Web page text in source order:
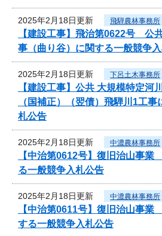
2025年2月18日更新 飛騨農林事務所
【建設工事】飛治第0622号 公
事（曲り谷）に関する一般競争
2025年2月18日更新 下呂土木事務所
【建設工事】公共 大規模特定河
（国補正）（翌債）飛騨川1工事
札公告
2025年2月18日更新 中濃農林事務所
【中治第0612号】復旧治山
る一般競争入札公告
2025年2月18日更新 中濃農林事務所
【中治第0611号】復旧治山事
する一般競争入札公告